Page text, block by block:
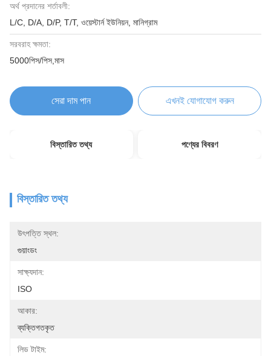
অর্থ প্রদানের শর্তাবলী:
L/C, D/A, D/P, T/T, ওয়েস্টার্ন ইউনিয়ন, মানিগ্রাম
সরবরাহ ক্ষমতা:
5000পিস/পিস,মাস
সেরা দাম পান এখনই যোগাযোগ করুন
বিস্তারিত তথ্য পণ্যের বিবরণ
বিস্তারিত তথ্য
উৎপত্তি স্থল:
গুয়াংডং
সাক্ষ্যদান:
ISO
আকার:
ব্যক্তিগতকৃত
লিড টাইম: